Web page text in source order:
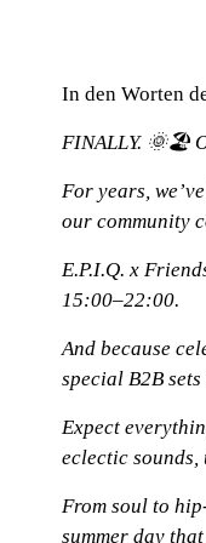
In den Worten
FINALLY. 🌞🏖
For years,
our community
E.P.I.Q. x
15:00–22:00.
And because
special B2B
Expect
eclectic
From soul to
summer day